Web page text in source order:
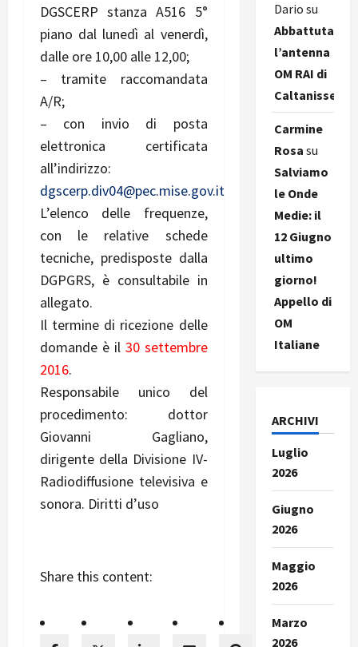
DGSCERP stanza A516 5°
piano dal lunedì al venerdì,
dalle ore 10,00 alle 12,00;
– tramite raccomandata
A/R;
– con invio di posta
elettronica certificata
all’indirizzo:
dgscerp.div04@pec.mise.gov.it
L’elenco delle frequenze,
con le relative schede
tecniche, predisposte dalla
DGPGRS, è consultabile in
allegato.
Il termine di ricezione delle
domande è il 30 settembre
2016.
Responsabile unico del
procedimento: dottor
Giovanni Gagliano,
dirigente della Divisione IV-
Radiodiffusione televisiva e
sonora. Diritti d’uso
Share this content:
Dario su
Abbattuta
l’antenna
OM RAI di
Caltanissetta
Carmine
Rosa su
Salviamo
le Onde
Medie: il
12 Giugno
ultimo
giorno!
Appello di
OM
Italiane
ARCHIVI
Luglio
2026
Giugno
2026
Maggio
2026
Marzo
2026